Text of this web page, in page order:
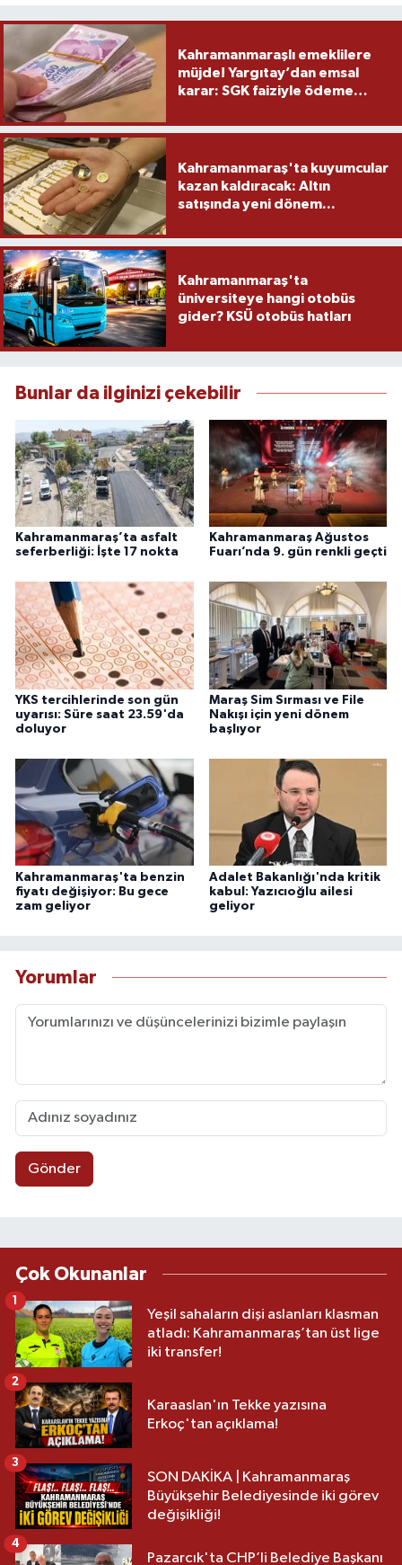
Kahramanmaraşlı emeklilere
müjde! Yargıtay’dan emsal
karar: SGK faiziyle ödeme
Kahramanmaraş'ta kuyumcular
kazan kaldıracak: Altın
satışında yeni dönem...
Kahramanmaraş'ta
üniversiteye hangi otobüs
gider? KSÜ otobüs hatları
Bunlar da ilginizi çekebilir
Kahramanmaraş’ta asfalt
seferberliği: İşte 17 nokta
Kahramanmaraş Ağustos
Fuarı’nda 9. gün renkli geçti
YKS tercihlerinde son gün
uyarısı: Süre saat 23.59'da
doluyor
Maraş Sim Sırması ve File
Nakışı için yeni dönem
başlıyor
Kahramanmaraş'ta benzin
fiyatı değişiyor: Bu gece
zam geliyor
Adalet Bakanlığı'nda kritik
kabul: Yazıcıoğlu ailesi
geliyor
Yorumlar
Gönder
Çok Okunanlar
Yeşil sahaların dişi aslanları klasman
atladı: Kahramanmaraş’tan üst lige
iki transfer!
1
Karaaslan'ın Tekke yazısına
Erkoç'tan açıklama!
2
SON DAKİKA | Kahramanmaraş
Büyükşehir Belediyesinde iki görev
değişikliği!
3
Pazarcık'ta CHP’li Belediye Başkanı
4